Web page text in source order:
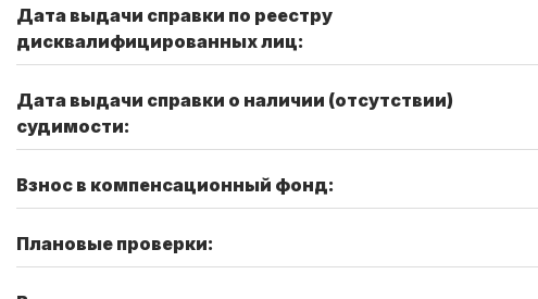
Дата выдачи справки по реестру
дисквалифицированных лиц:
Дата выдачи справки о наличии (отсутствии)
судимости:
Взнос в компенсационный фонд:
Плановые проверки: